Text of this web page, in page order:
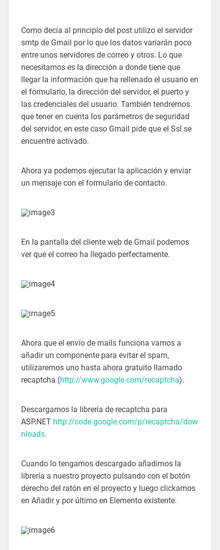
Como decía al principio del post utilizo el servidor
smtp de Gmail por lo que los datos variarán poco
entre unos servidores de correo y otros. Lo que
necesitamos es la dirección a donde tiene que
llegar la información que ha rellenado el usuario en
el formulario, la dirección del servidor, el puerto y
las credenciales del usuario. También tendremos
que tener en cuenta los parámetros de seguridad
del servidor, en este caso Gmail pide que el Ssl se
encuentre activado.
Ahora ya podemos ejecutar la aplicación y enviar
un mensaje con el formulario de contacto.
En la pantalla del cliente web de Gmail podemos
ver que el correo ha llegado perfectamente.
Ahora que el envío de mails funciona vamos a
añadir un componente para evitar el spam,
utilizaremos uno hasta ahora gratuito llamado
recaptcha (http://www.google.com/recaptcha).
Descargamos la librería de recaptcha para
ASP.NET http://code.google.com/p/recaptcha/dow
nloads.
Cuando lo tengamos descargado añadimos la
librería a nuestro proyecto pulsando con el botón
derecho del ratón en el proyecto y luego clickamos
en Añadir y por último en Elemento existente.